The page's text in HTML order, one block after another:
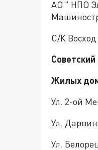
АО " НПО
С/К Восход
Жилых
Ул. 2-ой
Ул.
Ул.